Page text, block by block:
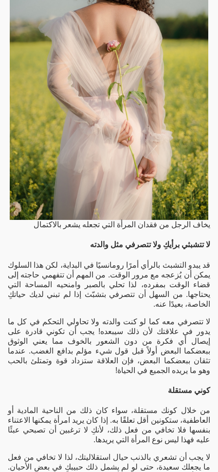
يخاف الرجل من فقدان المرأة التي تجعله يشعر بالاكتمال
لا تتشبثي برأيكِ ولا تتصرفي مثل والدته
قد يبدو التشبث بالرأي أمرًا رومانسيًا في البداية، لكن هذا السلوك
يمكن أن يُزعجه مع مرور الوقت. من المهم أن تتفهمي حاجته إلى
قضاء الوقت بمفرده، لذا تحلي بالصبر وامنحيه المساحة التي
يحتاجها. من السهل أن تتصرفي بتشبّث إذا لم تبني لديك حياتكِ
الخاصة، بعيدًا عنه.
لا تتصرفي معه كما لو كنت والدته ولا تحاولي التحكم في كل ما
يدور في علاقتك لأن ذلك سيبعده! يجب أن تكوني قادرة على
إيصال أي فكرة من دون الشعور بالخوف مما يعني الوثوق
ببعضكما البعض أولاً قبل قول شيء مؤلم بدافع الغضب. عندما
تثقان ببعضكما البعض، فإن العلاقة ستزداد قوة وتمتلئ بالحب
وهو ما يريده الجميع في الحياة!
كوني مستقلة
من خلال كونك مستقلة، سواء كان ذلك من الناحية المادية أو
العاطفية، ستكونين أقل تعلقًا به. إذا كان يريد امرأة يمكنها الاعتناء
بنفسها فلا تخافي من فعل ذلك، لأنكِ لا ترغبين أن تصبحي عبئًا
عليه فهذا ليس نوع المرأة التي يريدها.
لا يجب أن تشعري بالذنب حيال استقلاليتك، لذا لا تخافي من فعل
ما يجعلك سعيدة، حتى لو لم يشمل ذلك حبيبكِ في بعض الأحيان.